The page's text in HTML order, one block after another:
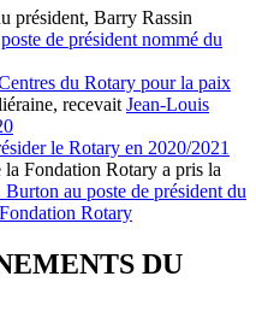
président, Barry Rassin
poste de président nommé du
du Rotary pour la paix
recevait Jean-Louis
le Rotary en 2020/2021
Fondation Rotary a pris la
au poste de président du
Rotary
DU